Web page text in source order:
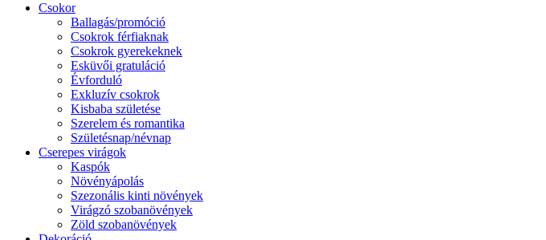
Csokor
Ballagás/promóció
Csokrok férfiaknak
Csokrok gyerekeknek
Esküvői gratuláció
Évforduló
Exkluzív csokrok
Kisbaba születése
Szerelem és romantika
Születésnap/névnap
Cserepes virágok
Kaspók
Növényápolás
Szezonális kinti növények
Virágzó szobanövények
Zöld szobanövények